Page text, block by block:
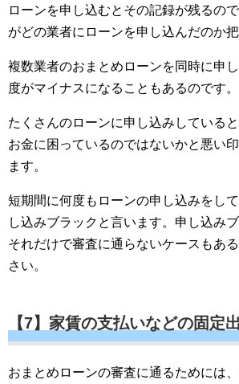
ローンを申し込むとその記録が残るの
がどの業者にローンを申し込んだのか把
複数業者のおまとめローンを同時に申
度がマイナスになることもあるのです。
たくさんのローンに申し込みしている
お金に困っているのではないかと悪い
ます。
短期間に何度もローンの申し込みをし
し込みブラックと言います。申し込み
それだけで審査に通らないケースもあ
さい。
【7】家賃の支払いなどの固定
おまとめローンの審査に通るためには